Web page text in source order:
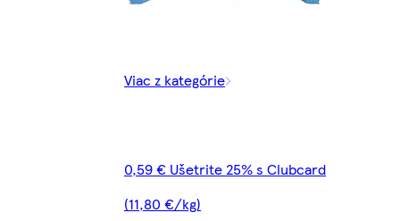
Viac z kategórie
0,59 € Ušetrite 25% s Clubcard
(11,80 €/kg)